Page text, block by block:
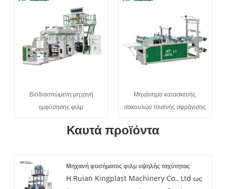
Βιοδιασπώμενη μηχανή
εμφύσησης φιλμ
Μηχάνημα κατασκευής
σακουλών πλαϊνής σφράγισης
Καυτά προϊόντα
Μηχανή φυσήματος φιλμ υψηλής ταχύτητας
Η Ruian Kingplast Machinery Co., Ltd ως